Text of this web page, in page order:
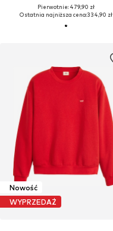
Pierwotnie: 479,90 zł
Ostatnia najniższa cena:334,90 zł
Nowość
WYPRZEDAŻ